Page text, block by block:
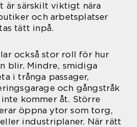
är särskilt viktigt nära
och arbetsplatser
tätt inpå.
också stor roll för hur
blir. Mindre, smidiga
i trånga passager,
och gångstråk
kommer åt. Större
öppna ytor som torg,
industriplaner. När rätt